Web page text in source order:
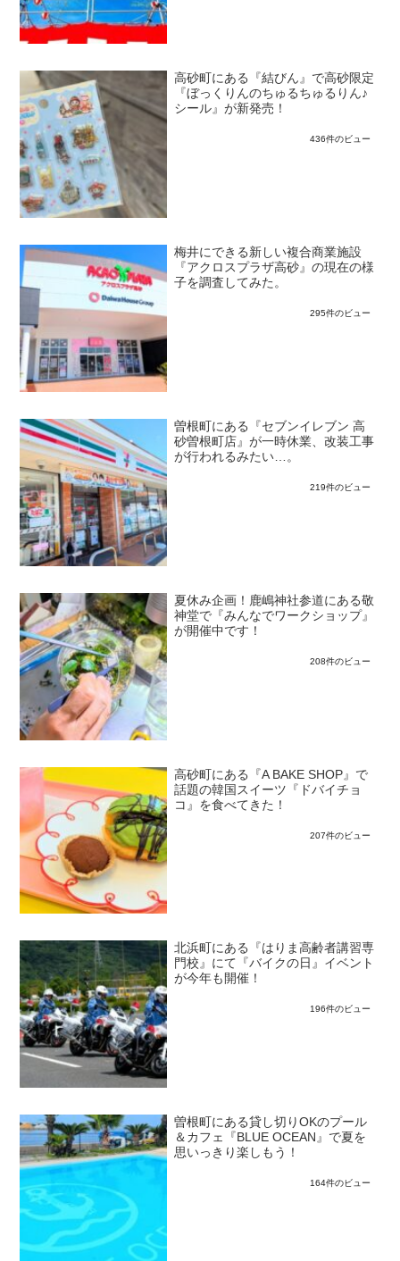
高砂町にある『結びん』で高砂限定
『ぼっくりんのちゅるちゅるりん♪
シール』が新発売！
436件のビュー
梅井にできる新しい複合商業施設
『アクロスプラザ高砂』の現在の様
子を調査してみた。
295件のビュー
曽根町にある『セブンイレブン 高
砂曽根町店』が一時休業、改装工事
が行われるみたい…。
219件のビュー
夏休み企画！鹿嶋神社参道にある敬
神堂で『みんなでワークショップ』
が開催中です！
208件のビュー
高砂町にある『A BAKE SHOP』で
話題の韓国スイーツ『ドバイチョ
コ』を食べてきた！
207件のビュー
北浜町にある『はりま高齢者講習専
門校』にて『バイクの日』イベント
が今年も開催！
196件のビュー
曽根町にある貸し切りOKのプール
＆カフェ『BLUE OCEAN』で夏を
思いっきり楽しもう！
164件のビュー